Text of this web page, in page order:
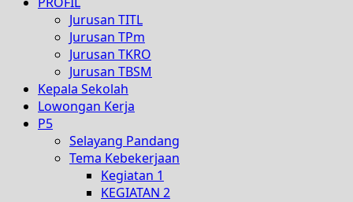
Jurusan TITL
Jurusan TPm
Jurusan TKRO
Jurusan TBSM
Kepala Sekolah
Lowongan Kerja
P5
Selayang Pandang
Tema Kebekerjaan
Kegiatan 1
KEGIATAN 2